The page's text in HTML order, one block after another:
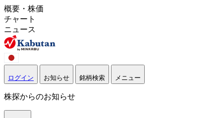
概要・株価
チャート
ニュース
ログイン お知らせ 銘柄検索 メニュー
株探からのお知らせ